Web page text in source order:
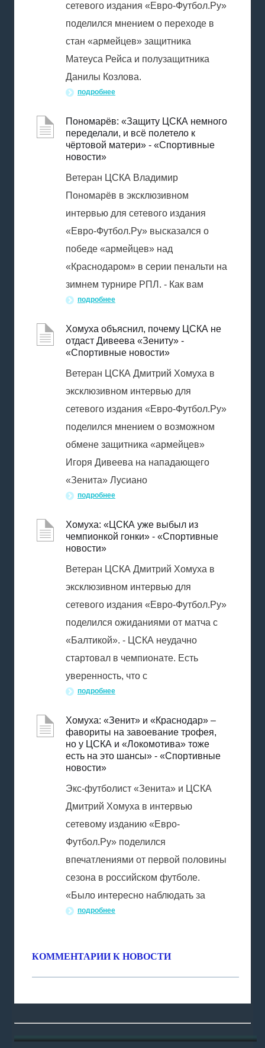
сетевого издания «Евро-Футбол.Ру»
поделился мнением о переходе в
стан «армейцев» защитника
Матеуса Рейса и полузащитника
Данилы Козлова.
подробнее
Пономарёв: «Защиту ЦСКА немного
переделали, и всё полетело к
чёртовой матери» - «Спортивные
новости»
Ветеран ЦСКА Владимир
Пономарёв в эксклюзивном
интервью для сетевого издания
«Евро-Футбол.Ру» высказался о
победе «армейцев» над
«Краснодаром» в серии пенальти на
зимнем турнире РПЛ. - Как вам
подробнее
Хомуха объяснил, почему ЦСКА не
отдаст Дивеева «Зениту» -
«Спортивные новости»
Ветеран ЦСКА Дмитрий Хомуха в
эксклюзивном интервью для
сетевого издания «Евро-Футбол.Ру»
поделился мнением о возможном
обмене защитника «армейцев»
Игоря Дивеева на нападающего
«Зенита» Лусиано
подробнее
Хомуха: «ЦСКА уже выбыл из
чемпионкой гонки» - «Спортивные
новости»
Ветеран ЦСКА Дмитрий Хомуха в
эксклюзивном интервью для
сетевого издания «Евро-Футбол.Ру»
поделился ожиданиями от матча с
«Балтикой». - ЦСКА неудачно
стартовал в чемпионате. Есть
уверенность, что с
подробнее
Хомуха: «Зенит» и «Краснодар» –
фавориты на завоевание трофея,
но у ЦСКА и «Локомотива» тоже
есть на это шансы» - «Спортивные
новости»
Экс-футболист «Зенита» и ЦСКА
Дмитрий Хомуха в интервью
сетевому изданию «Евро-
Футбол.Ру» поделился
впечатлениями от первой половины
сезона в российском футболе.
«Было интересно наблюдать за
подробнее
КОММЕНТАРИИ К НОВОСТИ